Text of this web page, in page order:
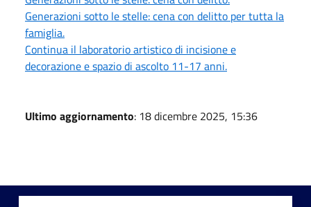
Generazioni sotto le stelle: cena con delitto per tutta la
famiglia.
Continua il laboratorio artistico di incisione e
decorazione e spazio di ascolto 11-17 anni.
Ultimo aggiornamento: 18 dicembre 2025, 15:36